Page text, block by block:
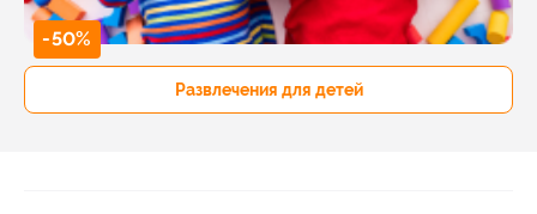
-50%
Развлечения для детей